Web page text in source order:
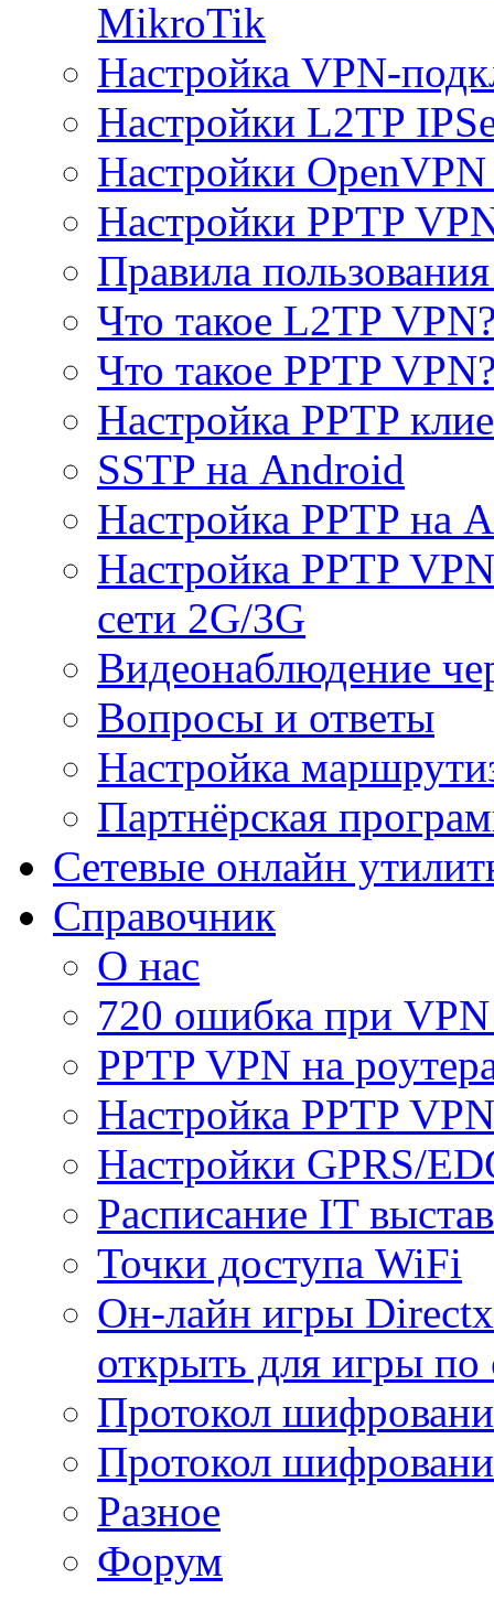
MikroTik
Настройка VPN-
Настройки L2TP
Настройки
Настройки PPTP
Правила
Что такое L2TP
Что такое PPTP
Настройка PPTP
SSTP на Android
Настройка PPTP на
Настройка PPTP
сети 2G/3G
Видеонаблюдение
Вопросы и ответы
Настройка
Партнёрская
Сетевые онлайн
Справочник
О нас
720 ошибка при
PPTP VPN на
Настройка PPTP
Настройки GPRS/
Расписание IT
Точки доступа WiFi
Он-лайн игры
открыть для игры по
Протокол
Протокол
Разное
Форум